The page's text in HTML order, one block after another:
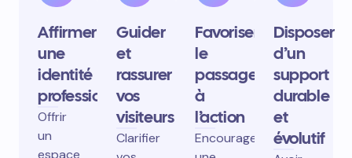
Affirmer
une
identité
professionnelle
Offrir
un
espace
Guider
et
rassurer
vos
visiteurs
Clarifier
Favoriser
le
passage
à
l’action
Encourager
Disposer
d’un
support
durable
et
évolutif